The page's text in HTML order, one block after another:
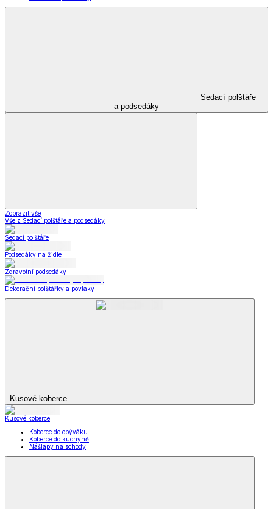
Sedací polštáře
a podsedáky
Zobrazit vše
Vše z Sedací polštáře a podsedáky
Sedací polštáře
Podsedáky na židle
Zdravotní podsedáky
Dekorační polštářky a povlaky
Kusové koberce
Kusové koberce
Koberce do obýváku
Koberce do kuchyně
Nášlapy na schody